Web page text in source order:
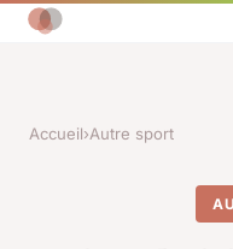
Accueil›Autre sport